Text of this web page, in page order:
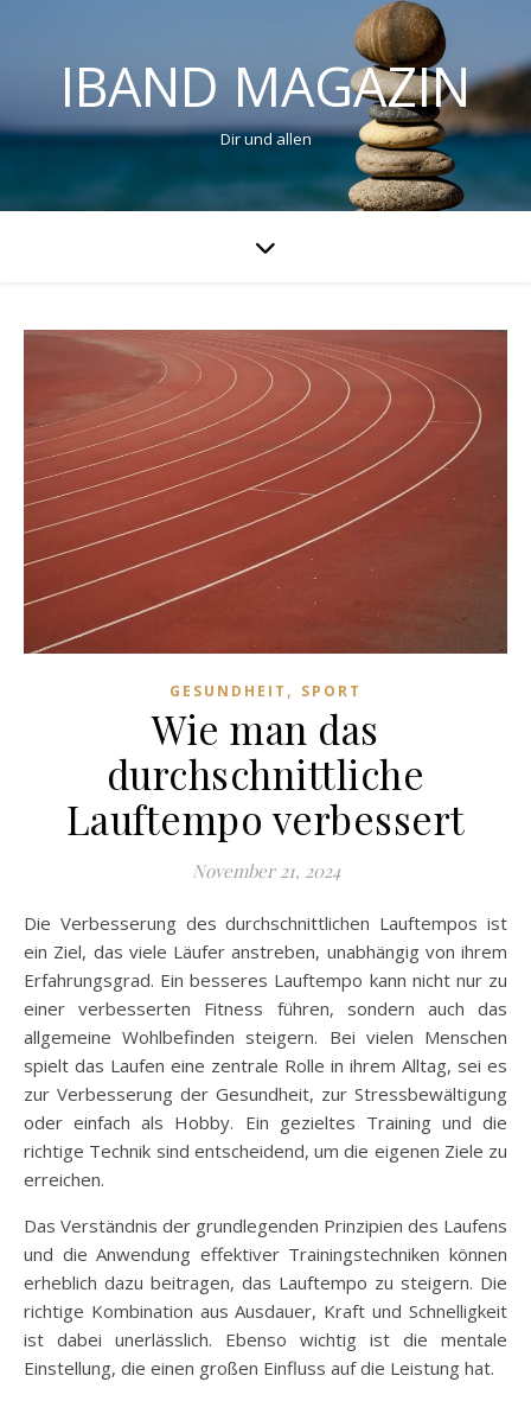
IBAND MAGAZIN
Dir und allen
GESUNDHEIT , SPORT
Wie man das
durchschnittliche
Lauftempo verbessert
November 21, 2024
Die Verbesserung des durchschnittlichen Lauftempos ist
ein Ziel, das viele Läufer anstreben, unabhängig von ihrem
Erfahrungsgrad. Ein besseres Lauftempo kann nicht nur zu
einer verbesserten Fitness führen, sondern auch das
allgemeine Wohlbefinden steigern. Bei vielen Menschen
spielt das Laufen eine zentrale Rolle in ihrem Alltag, sei es
zur Verbesserung der Gesundheit, zur Stressbewältigung
oder einfach als Hobby. Ein gezieltes Training und die
richtige Technik sind entscheidend, um die eigenen Ziele zu
erreichen.
Das Verständnis der grundlegenden Prinzipien des Laufens
und die Anwendung effektiver Trainingstechniken können
erheblich dazu beitragen, das Lauftempo zu steigern. Die
richtige Kombination aus Ausdauer, Kraft und Schnelligkeit
ist dabei unerlässlich. Ebenso wichtig ist die mentale
Einstellung, die einen großen Einfluss auf die Leistung hat.